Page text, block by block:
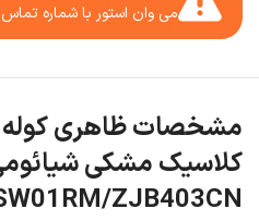
می وان استور با شماره تماس
مشخصات ظاهری
کلاسیک مشکی
ZJB403CN